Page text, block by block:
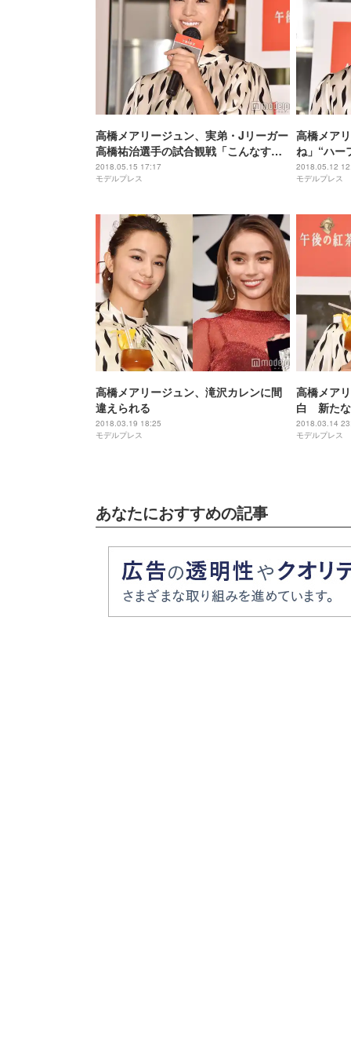
高橋メアリージュン、実弟・Jリーガー
高橋祐治選手の試合観戦「こんなすご
い弟の姉」
2018.05.15 17:17
モデルプレス
高橋メア
ね」“ハー
た過去 転
2018.05.12
モデルプレス
高橋メアリージュン、滝沢カレンに間
違えられる
2018.03.19 18:25
モデルプレス
高橋メア
白 新たな
感覚です」
2018.03.14
モデルプレス
あなたにおすすめの記事